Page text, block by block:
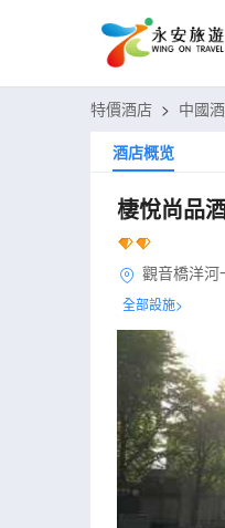
特價酒店 > 中國
酒店概览
棲悅尚品
觀音橋洋
全部設施>